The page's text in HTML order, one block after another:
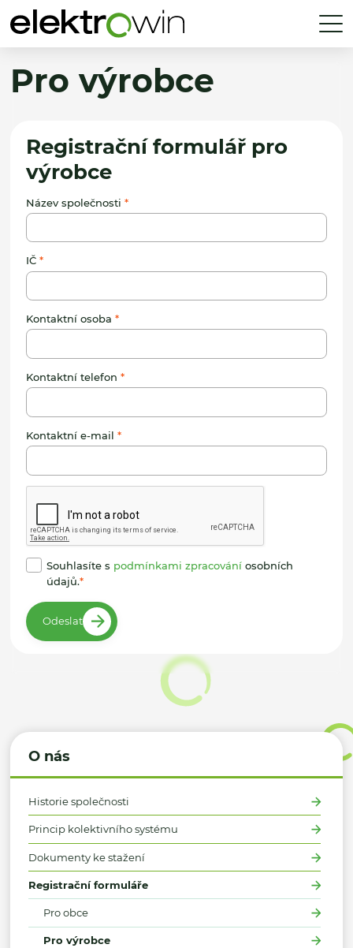
O nás
Historie společnosti
Princip kolektivního systému
Dokumenty ke stažení
Registrační formuláře
Pro obce
Pro výrobce
Pro výrobce
Registrační formulář pro
výrobce
Název společnosti
IČ
Kontaktní osoba
Kontaktní telefon
Kontaktní e-mail
Souhlasíte s podmínkami zpracování osobních
údajů.
Odeslat